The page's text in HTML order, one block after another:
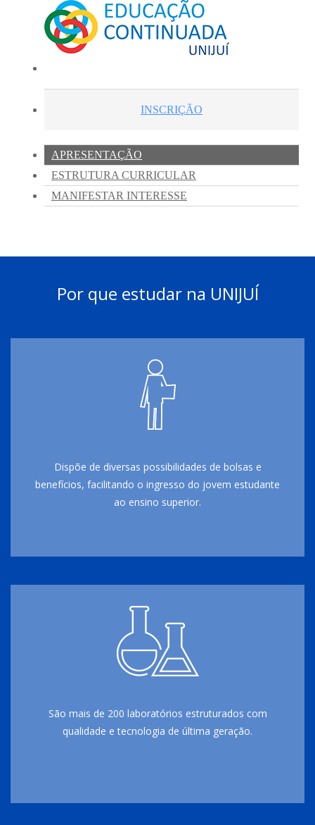
Por que estudar na UNIJUÍ
Dispõe de diversas possibilidades de bolsas e
benefícios, facilitando o ingresso do jovem estudante
ao ensino superior.
São mais de 200 laboratórios estruturados com
qualidade e tecnologia de última geração.